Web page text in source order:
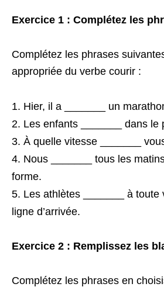
Exercice 1 : Complétez les
Complétez les phrases
appropriée du verbe courir :
Hier, il a _______ un
Les enfants _______ dans le
À quelle vitesse _______
Nous _______ tous les
forme.
Les athlètes _______ à toute
ligne d’arrivée.
Exercice 2 : Remplissez les
Complétez les phrases en